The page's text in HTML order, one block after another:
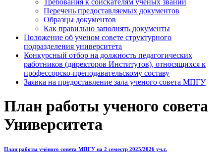
Требования к соискателям ученых званий
Перечень предоставляемых документов
Образцы документов
Как правильно заполнять документы
Положение об ученом совете структурного
подразделения университета
Конкурсный отбор на должность педагогических
работников (директоров Институтов), относящихся к
профессорско-преподавательскому составу
Заявка на предоставление зала ученого совета МПГУ
План работы ученого совета
Университета
План работы учёного совета МПГУ на 2 семестр 2025/2026 уч.г.